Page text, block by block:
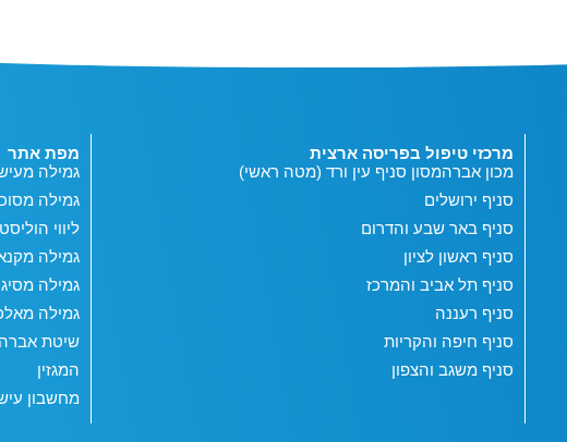
מרכזי טיפול בפריסה ארצית
מכון אברהמסון סניף עין ורד (מטה ראשי)
סניף ירושלים
סניף באר שבע והדרום
סניף ראשון לציון
סניף תל אביב והמרכז
סניף רעננה
סניף חיפה והקריות
סניף משגב והצפון
מפת אתר
גמילה
גמילה
ליווי
גמילה
גמילה
גמילה
שיטת
המגזין
מחשבון